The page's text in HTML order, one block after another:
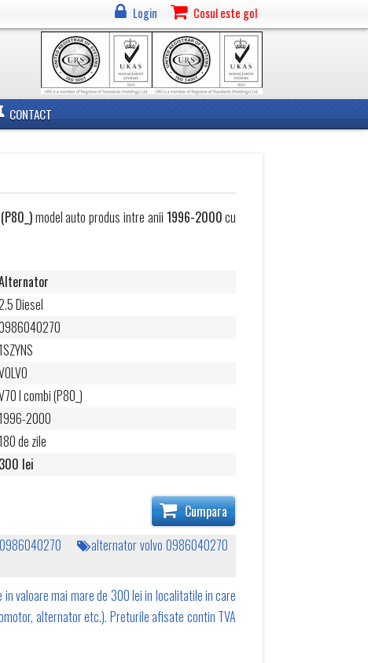
Login Cosul este gol
CONTACT
model auto produs intre anii 1996-2000cu
Diesel
1SZYNS
I combi (P80_)
1996-2000
180 de zile
300 lei
Cumpara
alternator volvo 0986040270
valoare mai mare de 300 lei in localitatile in care
alternator etc.). Preturile afisate contin TVA